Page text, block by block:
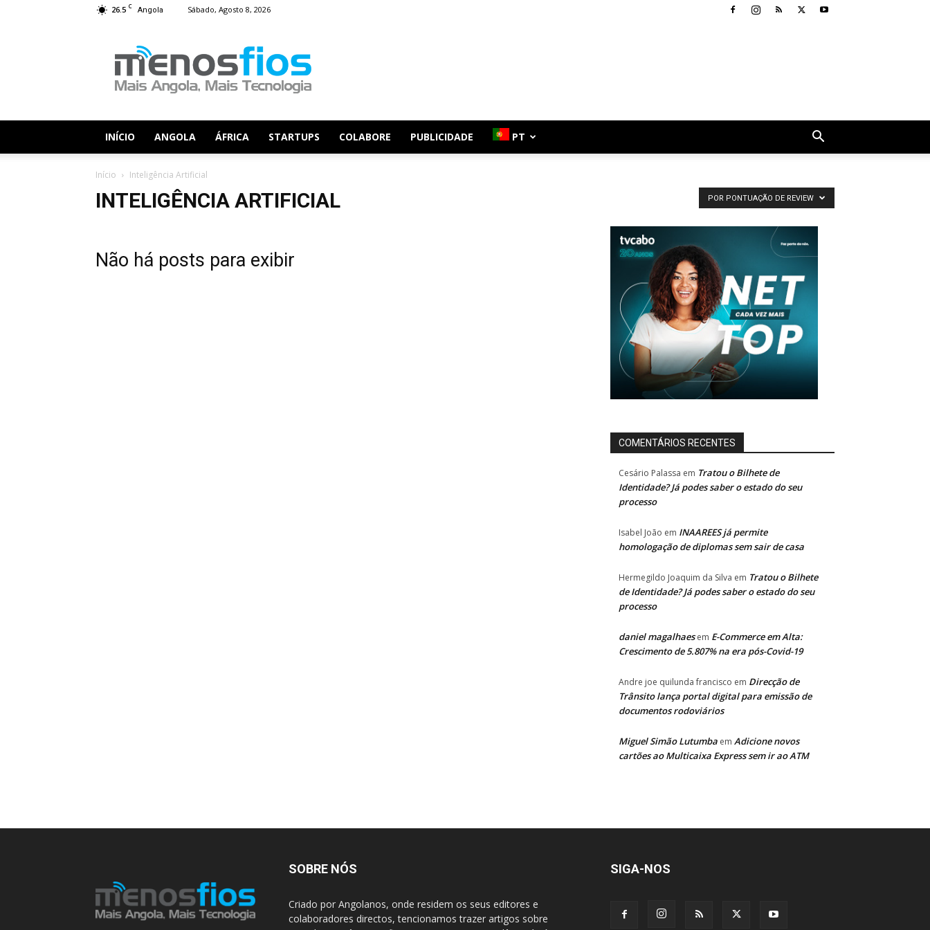
26.5 C Angola Sábado, Agosto 8, 2026
Fios
INÍCIO ANGOLA ÁFRICA STARTUPS COLABORE PUBLICIDADE PT
Início Inteligência Artificial
INTELIGÊNCIA ARTIFICIAL POR PONTUAÇÃO DE REVIEW
Não há posts para exibir
COMENTÁRIOS RECENTES
Cesário Palassa em Tratou o Bilhete de
Identidade? Já podes saber o estado do seu
processo
Isabel João em INAAREES já permite
homologação de diplomas sem sair de casa
Hermegildo Joaquim da Silva em Tratou o Bilhete
de Identidade? Já podes saber o estado do seu
processo
daniel magalhaesem E-Commerce em Alta:
Crescimento de 5.807% na era pós-Covid-19
Andre joe quilunda francisco em Direcção de
Trânsito lança portal digital para emissão de
documentos rodoviários
Miguel Simão Lutumba em Adicione novos
cartões ao Multicaixa Express sem ir ao ATM
SOBRE NÓS
Criado por Angolanos, onde residem os seus editores e
colaboradores directos, tencionamos trazer artigos sobre
SIGA-NOS